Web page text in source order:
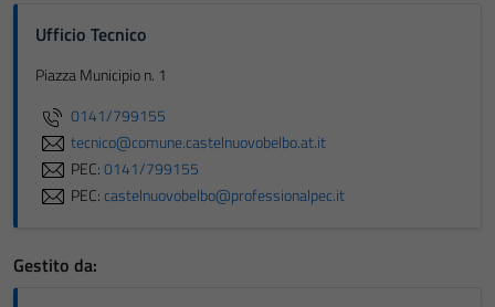
Ufficio Tecnico
Piazza Municipio n. 1
0141/799155
tecnico@comune.castelnuovobelbo.at.it
PEC:0141/799155
PEC:castelnuovobelbo@professionalpec.it
Gestito da: